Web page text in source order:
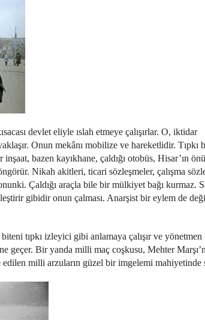
devlet eliyle ıslah etmeye çalışırlar. O, iktidar
Onun mekânı mobilize ve hareketlidir. Tıpkı
bazen kayıkhane, çaldığı otobüs, Hisar’ın
Nikah akitleri, ticari sözleşmeler, çalışma
Çaldığı araçla bile bir mülkiyet bağı kurmaz.
gibidir onun çalması. Anarşist bir eylem de
tıpkı izleyici gibi anlamaya çalışır ve yönetmen
geçer. Bir yanda milli maç coşkusu, Mehter
edilen milli arzuların güzel bir imgelemi mahiyetinde